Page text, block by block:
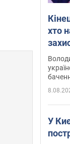
хто
у
У